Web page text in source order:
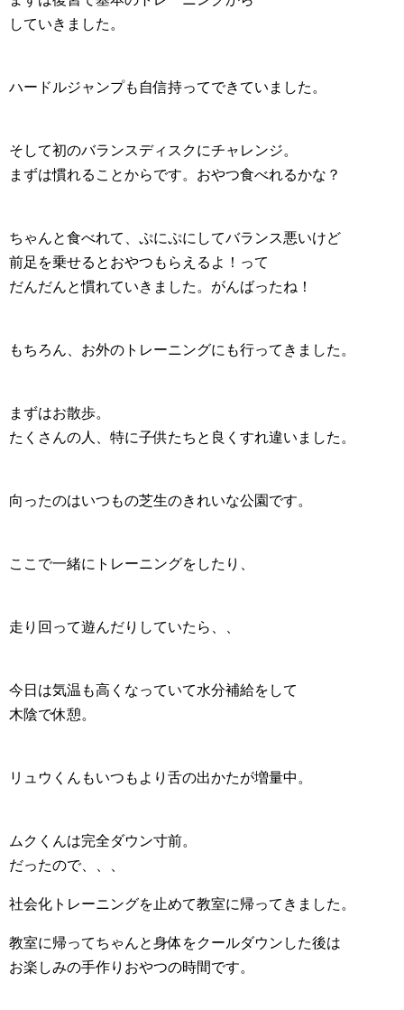
していきました。
ハードルジャンプも自信持ってできていました。
そして初のバランスディスクにチャレンジ。
まずは慣れることからです。おやつ食べれるかな？
ちゃんと食べれて、ぷにぷにしてバランス悪いけど
前足を乗せるとおやつもらえるよ！って
だんだんと慣れていきました。がんばったね！
もちろん、お外のトレーニングにも行ってきました。
まずはお散歩。
たくさんの人、特に子供たちと良くすれ違いました。
向ったのはいつもの芝生のきれいな公園です。
ここで一緒にトレーニングをしたり、
走り回って遊んだりしていたら、、
今日は気温も高くなっていて水分補給をして
木陰で休憩。
リュウくんもいつもより舌の出かたが増量中。
ムクくんは完全ダウン寸前。
だったので、、、
社会化トレーニングを止めて教室に帰ってきました。
教室に帰ってちゃんと身体をクールダウンした後は
お楽しみの手作りおやつの時間です。